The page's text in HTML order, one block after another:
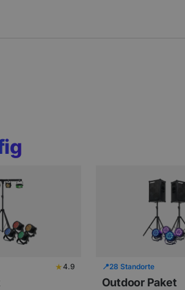
★4.9 📍28 Standorte
Outdoor Paket